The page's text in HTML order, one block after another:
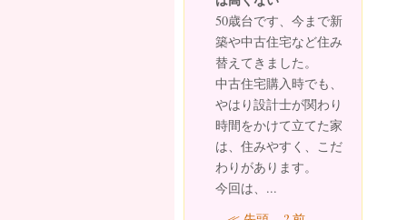
50歳台です、今まで新
築や中古住宅など住み
替えてきました。
中古住宅購入時でも、
やはり設計士が関わり
時間をかけて立てた家
は、住みやすく、こだ
わりがあります。
今回は、...